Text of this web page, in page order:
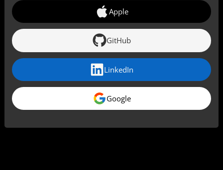
Apple
GitHub
LinkedIn
Google